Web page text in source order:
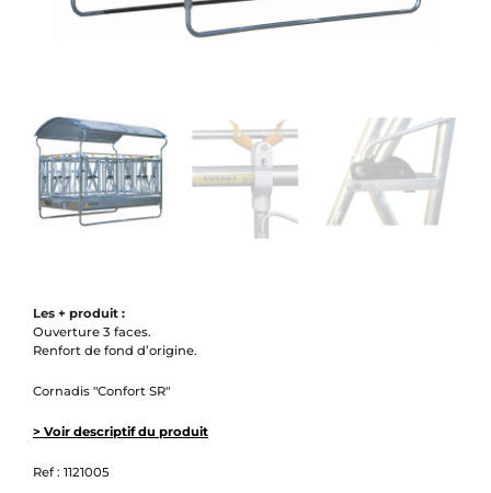
Les + produit :
Ouverture 3 faces.
Renfort de fond d’origine.
Cornadis "Confort SR"
> Voir descriptif du produit
Ref : 1121005